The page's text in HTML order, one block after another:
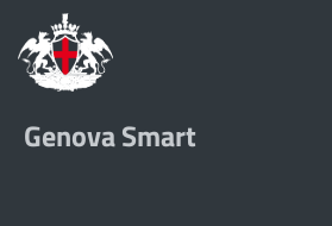
Genova Smart